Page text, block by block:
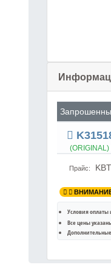
(ORIGINAL)
Прайс:
Условия оплаты
Все цены